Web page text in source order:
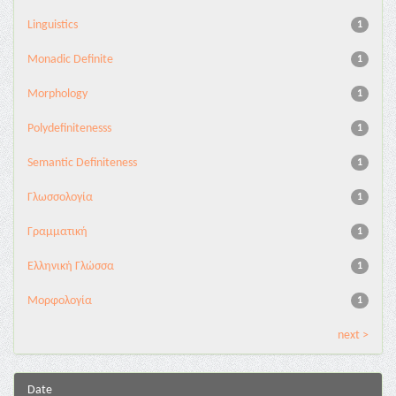
1
Linguistics
1
Monadic Definite
1
Morphology
1
Polydefinitenesss
1
Semantic Definiteness
1
Γλωσσολογία
1
Γραμματική
1
Ελληνική Γλώσσα
1
Μορφολογία
next >
Date